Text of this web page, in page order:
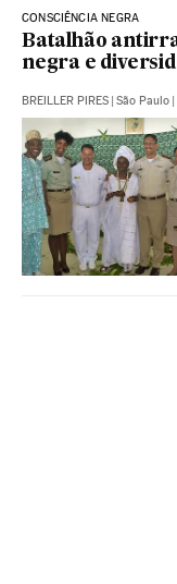
CONSCIÊNCIA NEGRA
Batalhão
negra e
BREILLER PIRES São Paulo